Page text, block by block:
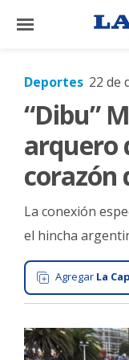
×
El
Mundo
La
Zona
Cultura
Tecnología
Salud
Deportes 22 de
“Dibu”
arquero
corazón
La conexión
el hincha
Agregar La